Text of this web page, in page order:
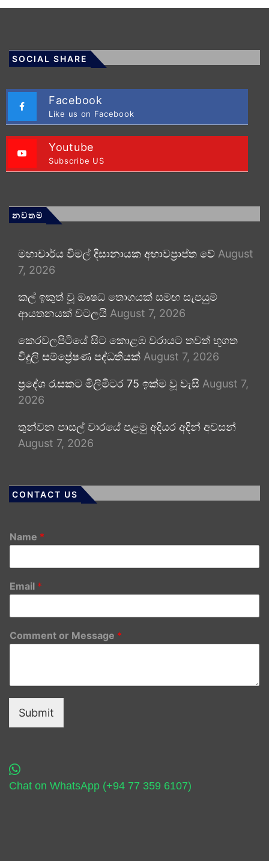
SOCIAL SHARE
Facebook
Like us on Facebook
Youtube
Subscribe US
නවතම
මහාචාර්ය විමල් දිසානායක අභාවප්‍රාප්ත වේ August
7, 2026
කල් ඉකුත් වූ ඖෂධ තොගයක් සමඟ සැපයුම්
ආයතනයක් වටලයි August 7, 2026
කෙරවලපිටියේ සිට කොළඹ වරායට තවත් භූගත
විදුලි සම්ප්‍රේෂණ පද්ධතියක් August 7, 2026
ප්‍රදේශ රැසකට මිලිමීටර 75 ඉක්ම වූ වැසි August 7,
2026
තුන්වන පාසල් වාරයේ පළමු අදියර අදින් අවසන්
August 7, 2026
CONTACT US
Name *
Email *
Comment or Message *
Submit
Chat on WhatsApp (+94 77 359 6107)